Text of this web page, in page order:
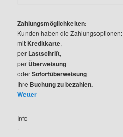
r
c
h
Zahlungsmöglichkeiten:
Kunden haben die Zahlungsoptionen:
mit Kreditkarte,
per Lastschrift,
per Überweisung
oderSofortüberweisung
Ihre Buchung zu bezahlen.
Wetter
Info
.